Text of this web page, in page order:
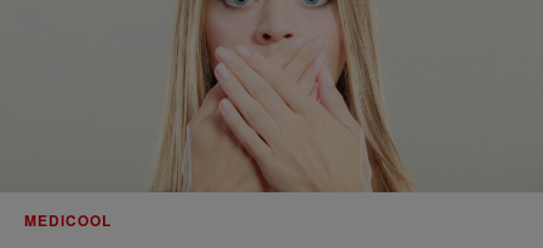
MEDICOOL